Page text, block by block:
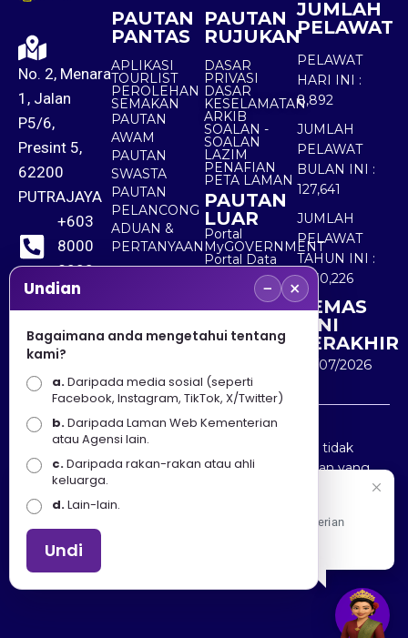
No. 2, Menara
1, Jalan
P5/6,
Presint 5,
62200
PUTRAJAYA
+603
8000
8000
+603
8891
7100
PAUTAN
PANTAS
APLIKASI
TOURLIST
PEROLEHAN
SEMAKAN
PAUTAN
AWAM
PAUTAN
SWASTA
PAUTAN
PELANCONG
ADUAN &
PERTANYAAN
PAUTAN
RUJUKAN
DASAR
PRIVASI
DASAR
KESELAMATAN
ARKIB
SOALAN -
SOALAN
LAZIM
PENAFIAN
PETA LAMAN
PAUTAN
LUAR
Portal
MyGOVERNMENT
Portal Data
Terbuka
Sektor Awam
JUMLAH
PELAWAT
PELAWAT
HARI INI :
8,892
JUMLAH
PELAWAT
BULAN INI :
127,641
JUMLAH
PELAWAT
TAHUN INI :
5,530,226
KEMAS
KINI
TERAKHIR
30/07/2026
Penafian : Kerajaan Malaysia dan Kementerian
Pelancongan Seni dan Budaya (MOTAC) adalah tidak
bertanggungjawab atas kehilangan atau kerugian yang
disebabkan oleh penggunaan mana-mana maklumat
yang diperolehi dari portal ini.
Hakcipta © 2025 KEMENTERIAN PELANCONGAN SENI
DAN BUDAYA. | Hak Cipta Terpelihara.
Undian − ×
Bagaimana anda mengetahui tentang
kami?
a.Daripada media sosial (seperti
Facebook, Instagram, TikTok, X/Twitter)
b.Daripada Laman Web Kementerian
atau Agensi lain.
c.Daripada rakan-rakan atau ahli
keluarga.
d.Lain-lain.
Undi
Apa Khabar! Selamat datang ke Portal Rasmi Kementerian
Pelancongan, Seni dan Budaya